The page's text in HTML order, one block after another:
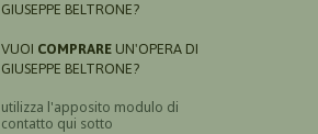
GIUSEPPE BELTRONE?
VUOI COMPRARE UN'OPERA DI
GIUSEPPE BELTRONE?
utilizza l'apposito modulo di
contatto qui sotto